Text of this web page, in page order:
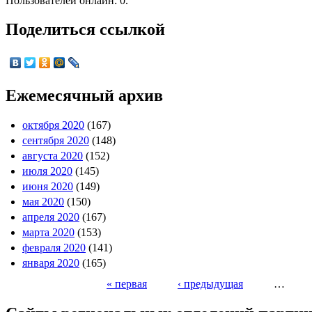
Поделиться ссылкой
Ежемесячный архив
октября 2020 (167)
сентября 2020 (148)
августа 2020 (152)
июля 2020 (145)
июня 2020 (149)
мая 2020 (150)
апреля 2020 (167)
марта 2020 (153)
февраля 2020 (141)
января 2020 (165)
« первая ‹ предыдущая …